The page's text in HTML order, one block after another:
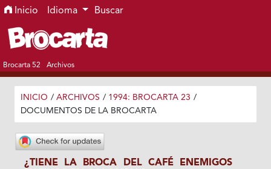
Ir al menú de navegación principal
Ir al contenido principal
Ir al pie de página del sitio
Inicio Idioma Buscar
Brocarta 52 Archivos
INICIO / ARCHIVOS / 1994: BROCARTA 23 /
DOCUMENTOS DE LA BROCARTA
¿TIENE LA BROCA DEL CAFÉ ENEMIGOS